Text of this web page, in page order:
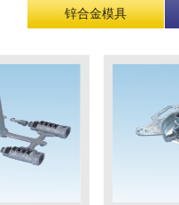
锌合金模具